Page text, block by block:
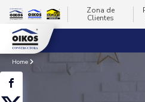
Zona de
Clientes
Home